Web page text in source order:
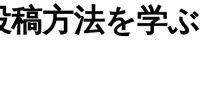
稿方法を学ぶ